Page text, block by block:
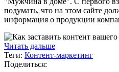
подумать, что на этом сайте
информация о продукции
Читать дальше
Теги: Контент-маркетинг
Поделиться: